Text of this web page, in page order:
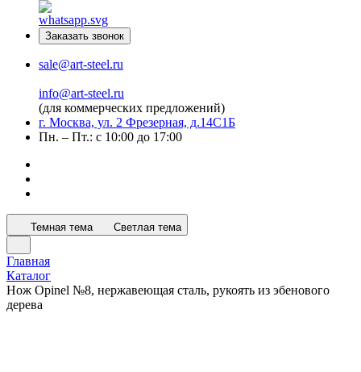
Заказать звонок
sale@art-steel.ru
info@art-steel.ru
(для коммерческих предложений)
г. Москва, ул. 2 Фрезерная, д.14С1Б
Пн. – Пт.: с 10:00 до 17:00
Темная тема Светлая тема
Главная
Каталог
Нож Opinel №8, нержавеющая сталь, рукоять из эбенового
дерева